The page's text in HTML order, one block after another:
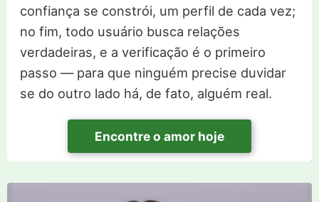
confiança se constrói, um perfil de cada vez;
no fim, todo usuário busca relações
verdadeiras, e a verificação é o primeiro
passo — para que ninguém precise duvidar
se do outro lado há, de fato, alguém real.
Encontre o amor hoje